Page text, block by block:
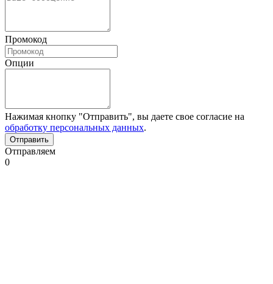
Промокод
Опции
Нажимая кнопку "Отправить", вы даете свое согласие на
обработку персональных данных.
Отправляем
0